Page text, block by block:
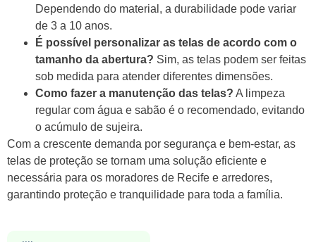
Dependendo do material, a durabilidade pode variar
de 3 a 10 anos.
É possível personalizar as telas de acordo com o
tamanho da abertura? Sim, as telas podem ser feitas
sob medida para atender diferentes dimensões.
Como fazer a manutenção das telas? A limpeza
regular com água e sabão é o recomendado, evitando
o acúmulo de sujeira.
Com a crescente demanda por segurança e bem-estar, as
telas de proteção se tornam uma solução eficiente e
necessária para os moradores de Recife e arredores,
garantindo proteção e tranquilidade para toda a família.